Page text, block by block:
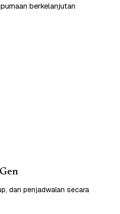
berkelanjutan
dan penjadwalan secara